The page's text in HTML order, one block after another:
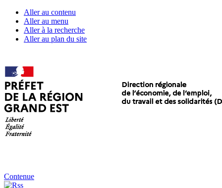
Aller au contenu
Aller au menu
Aller à la recherche
Aller au plan du site
Contenue